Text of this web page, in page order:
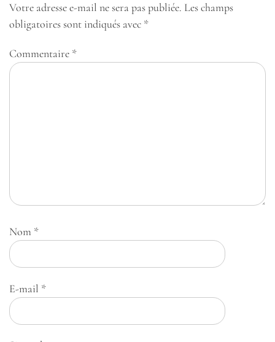
Votre adresse e-mail ne sera pas publiée. Les champs
obligatoires sont indiqués avec *
Commentaire *
Nom *
E-mail *